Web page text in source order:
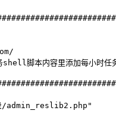
shell脚本内容里添加每小时任
/admin_reslib2.php"